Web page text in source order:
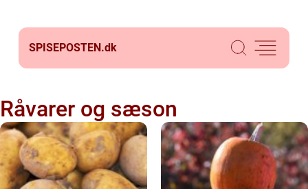
SPISEPOSTEN.dk
Råvarer og sæson